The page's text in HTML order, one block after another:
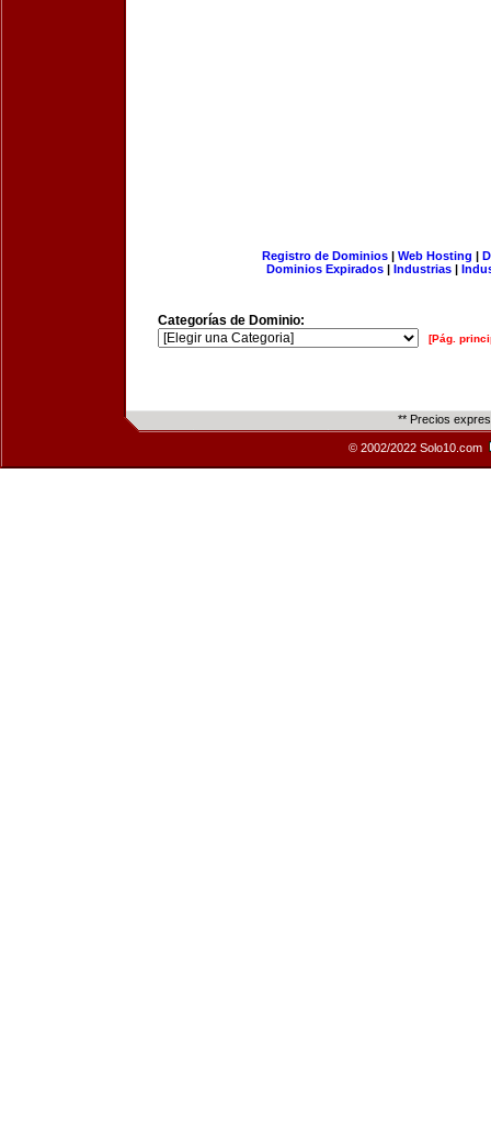
Registro de Dominios| Web Hosting |
Dominios Expirados | Industrias |
Categorías de Dominio:
[Pág.
** Precios
© 2002/2022 Solo10.com